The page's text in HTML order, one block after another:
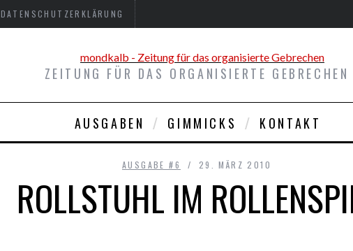
DATENSCHUTZERKLÄRUNG
ZEITUNG FÜR DAS ORGANISIERTE GEBRECHEN
AUSGABEN GIMMICKS KONTAKT
AUSGABE #6 29. MÄRZ 2010
ROLLSTUHL IM